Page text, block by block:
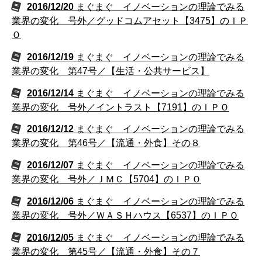
2016/12/20 まぐまぐ イノベーションの理論でみる
業界の変化 号外／グッドコムアセット【3475】のＩＰ
Ｏ
2016/12/19 まぐまぐ イノベーションの理論でみる
業界の変化 第47号／【生活・公共サービス】
2016/12/14 まぐまぐ イノベーションの理論でみる
業界の変化 号外／イントラスト【7191】のＩＰＯ
2016/12/12 まぐまぐ イノベーションの理論でみる
業界の変化 第46号／【流通・外食】その８
2016/12/07 まぐまぐ イノベーションの理論でみる
業界の変化 号外／ＪＭＣ【5704】のＩＰＯ
2016/12/06 まぐまぐ イノベーションの理論でみる
業界の変化 号外／ＷＡＳＨハウス【6537】のＩＰＯ
2016/12/05 まぐまぐ イノベーションの理論でみる
業界の変化 第45号／【流通・外食】その７